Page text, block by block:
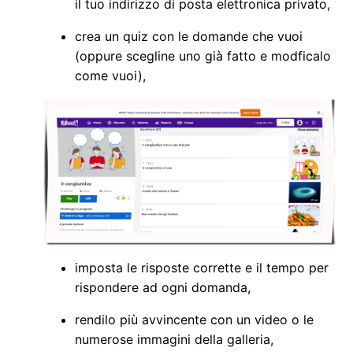
il tuo indirizzo di posta elettronica privato,
crea un quiz con le domande che vuoi
(oppure scegline uno già fatto e modficalo
come vuoi),
imposta le risposte corrette e il tempo per
rispondere ad ogni domanda,
rendilo più avvincente con un video o le
numerose immagini della galleria,